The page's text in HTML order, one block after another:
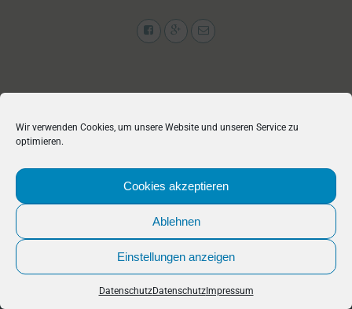
Wir verwenden Cookies, um unsere Website und unseren Service zu
optimieren.
Cookies akzeptieren
Ablehnen
Einstellungen anzeigen
DatenschutzDatenschutzImpressum